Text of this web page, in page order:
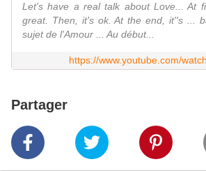
Let's have a real talk about Love... At
great. Then, it's ok. At the end, it''s ...
sujet de l'Amour ... Au début...
https://www.youtube.com/
Partager